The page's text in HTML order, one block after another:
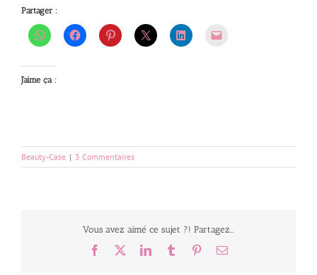
Partager :
J’aime ça :
Beauty-Case | 3 Commentaires
Vous avez aimé ce sujet ?! Partagez...
Facebook LinkedInTumblr PinterestEmail